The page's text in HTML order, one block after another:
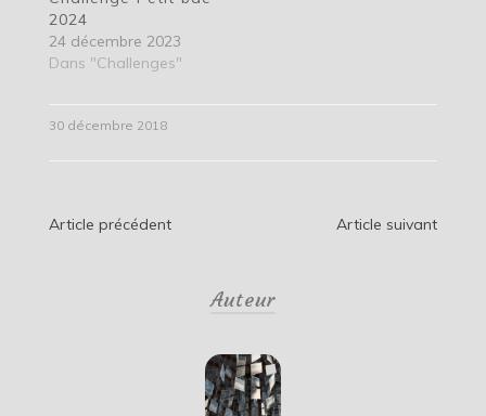
2024
24 décembre 2023
Dans "Challenges"
30 décembre 2018
Navigation
Article précédent Article suivant
Auteur